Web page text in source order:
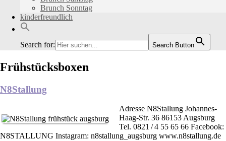
Brunch Sonntag
kinderfreundlich
Search for: Search Button
Frühstücksboxen
N8Stallung
Adresse N8Stallung Johannes-
Haag-Str. 36 86153 Augsburg
Tel. 0821 / 4 55 65 66 Facebook:
N8STALLUNG Instagram: n8stallung_augsburg www.n8stallung.de